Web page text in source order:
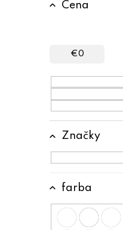
ý
p
a
n
e
Cena
€0
Značky
farba